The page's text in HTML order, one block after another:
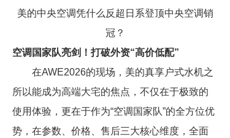
美的中央空调凭什么反超日系登顶中央空调销
冠？
空调国家队亮剑！打破外资“高价低配”
在AWE2026的现场，美的真享户式水机之
所以能成为高端大宅的焦点，不仅在于极致的
使用体验，更在于作为“空调国家队”的全方位优
势，在参数、价格、售后三大核心维度，全面